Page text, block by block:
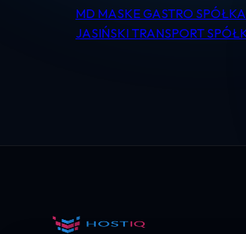
Nawigacja
MD MASKE GASTRO
JASIŃSKI TRANSPORT